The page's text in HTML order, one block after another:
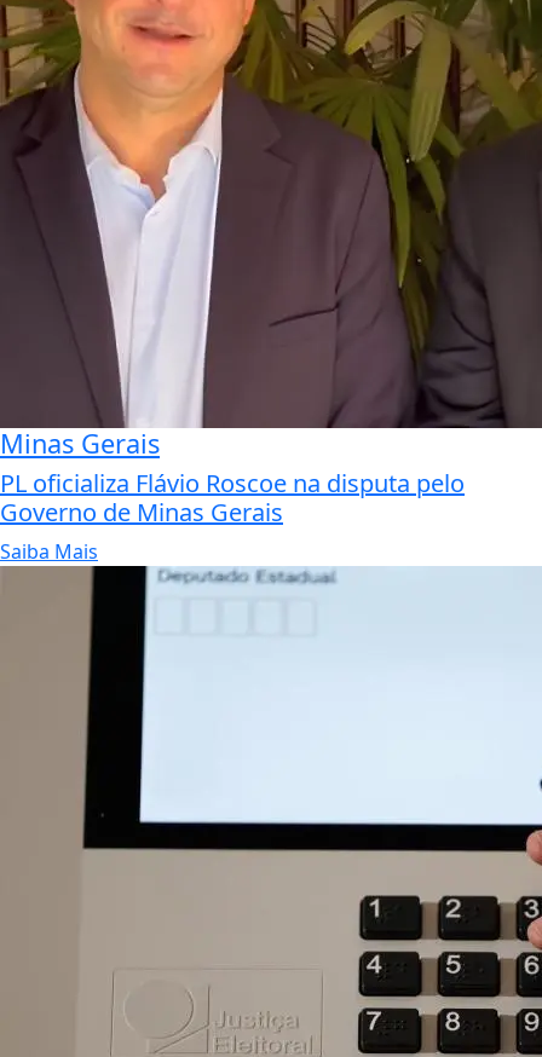
Minas Gerais
PL oficializa Flávio Roscoe na disputa pelo
Governo de Minas Gerais
Saiba Mais